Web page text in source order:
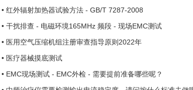
• 红外辐射加热器试验方法 - GB/T 7287-2008
• 干扰排查 - 电磁环境165MHz 频段 - 现场EMC测试
• 医用空气压缩机组注册审查指导原则2022年
• 医疗器械摸底测试
• EMC现场测试 - EMC外检 - 需要提前准备哪些呢？